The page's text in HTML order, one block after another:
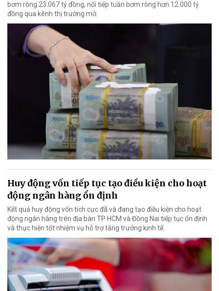
bơm ròng 23.067 tỷ đồng, nối tiếp tuần bơm ròng hơn 12.000 tỷ
đồng qua kênh thị trường mở.
Huy động vốn tiếp tục tạo điều kiện cho hoạt
động ngân hàng ổn định
Kết quả huy động vốn tích cực đã và đang tạo điều kiện cho hoạt
động ngân hàng trên địa bàn TP HCM và Đồng Nai tiếp tục ổn định
và thực hiện tốt nhiệm vụ hỗ trợ tăng trưởng kinh tế.